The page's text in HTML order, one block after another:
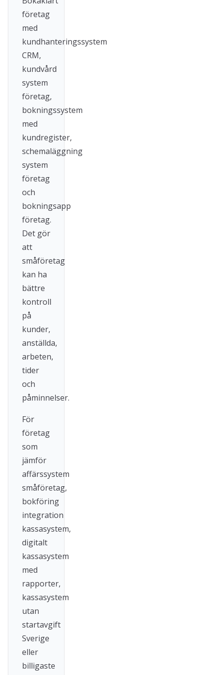
företag
med
kundhanteringssystem
CRM,
kundvård
system
företag,
bokningssystem
med
kundregister,
schemaläggning
system
företag
och
bokningsapp
företag.
Det gör
att
småföretag
kan ha
bättre
kontroll
på
kunder,
anställda,
arbeten,
tider
och
påminnelser.
För
företag
som
jämför
affärssystem
småföretag,
bokföring
integration
kassasystem,
digitalt
kassasystem
med
rapporter,
kassasystem
utan
startavgift
Sverige
eller
billigaste